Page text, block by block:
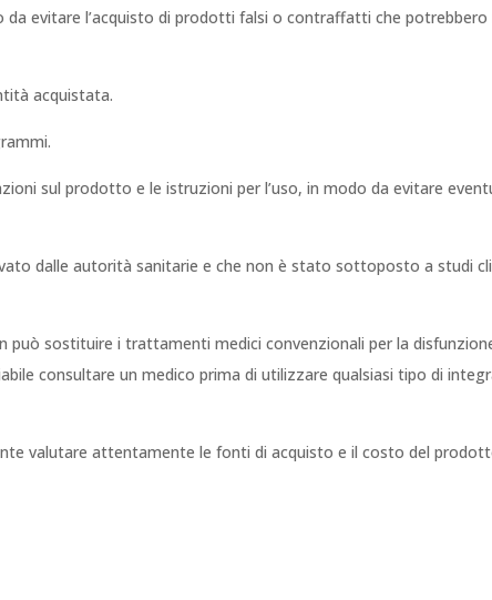
evitare l’acquisto di prodotti falsi o contraffatti che potrebbero
acquistata.
sul prodotto e le istruzioni per l’uso, in modo da evitare
dalle autorità sanitarie e che non è stato sottoposto a studi
può sostituire i trattamenti medici convenzionali per la
consultare un medico prima di utilizzare qualsiasi tipo di
valutare attentamente le fonti di acquisto e il costo del